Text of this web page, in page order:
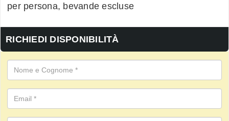
per persona, bevande escluse
RICHIEDI DISPONIBILITÀ